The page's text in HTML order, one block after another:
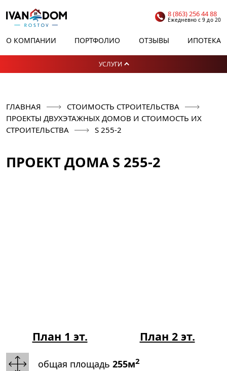
О КОМПАНИИ ПОРТФОЛИО ОТЗЫВЫ ИПОТЕКА
8 (863) 256 44 88
Ежедневно с 9 до 20
УСЛУГИ
ГЛАВНАЯ
СТОИМОСТЬ СТРОИТЕЛЬСТВА
ПРОЕКТЫ ДВУХЭТАЖНЫХ ДОМОВ И СТОИМОСТЬ ИХ
СТРОИТЕЛЬСТВА
S 255-2
ПРОЕКТ ДОМА S 255-2
общая площадь 255м2
План 1 эт. План 2 эт.